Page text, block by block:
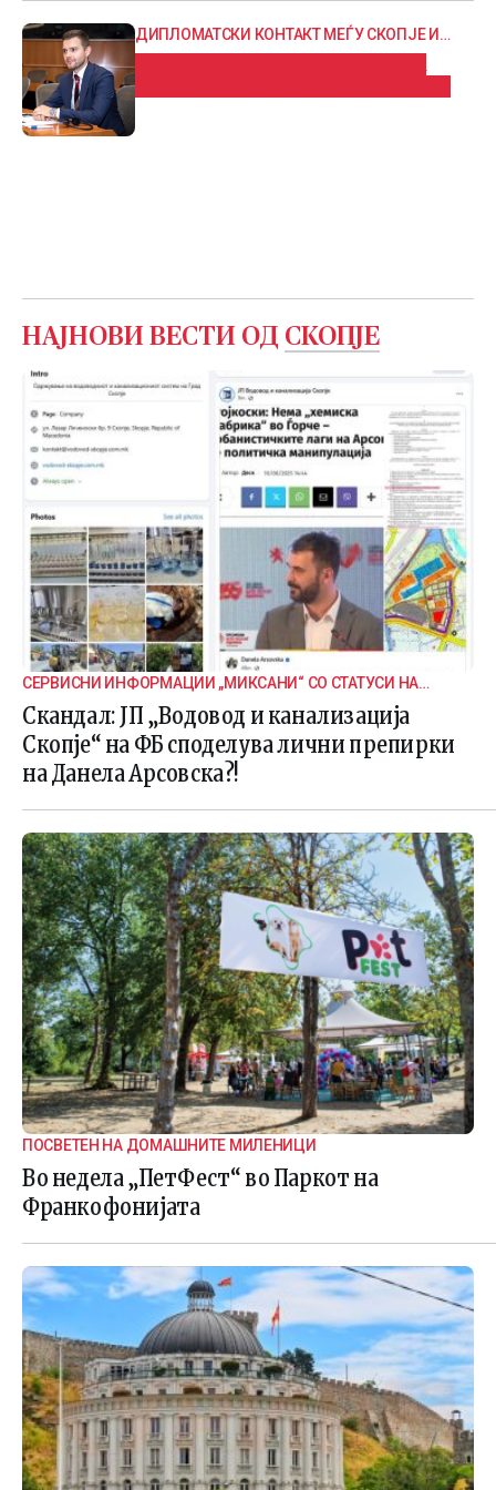
ДИПЛОМАТСКИ КОНТАКТ МЕЃУ СКОПЈЕ И
СОФИЈА
Муцунски разговараше со новата
НАЈНОВИ ВЕСТИ ОД СКОПЈЕ
СЕРВИСНИ ИНФОРМАЦИИ „МИКСАНИ“ СО СТАТУСИ НА
ДАНЕЛА
Скандал: ЈП „Водовод и канализација
Скопје“ на ФБ споделува лични препирки
на Данела Арсовска?!
ПОСВЕТЕН НА ДОМАШНИТЕ МИЛЕНИЦИ
Во недела „ПетФест“ во Паркот на
Франкофонијата